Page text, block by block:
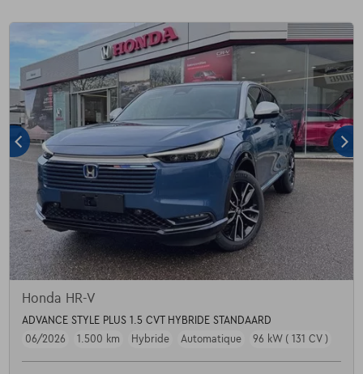
Honda HR-V
ADVANCE STYLE PLUS 1.5 CVT HYBRIDE STANDAARD
06/2026
1.500 km Hybride Automatique 96 kW ( 131 CV )